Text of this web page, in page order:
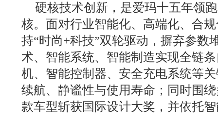
硬核技术创新，是爱玛十五年领
核。面对行业智能化、高端化、合
持“时尚+科技”双轮驱动，摒弃参数
术、智能系统、智能制造实现全链
机、智能控制器、安全充电系统等
续航、静谧性与使用寿命；同时围
款车型斩获国际设计大奖，并依托